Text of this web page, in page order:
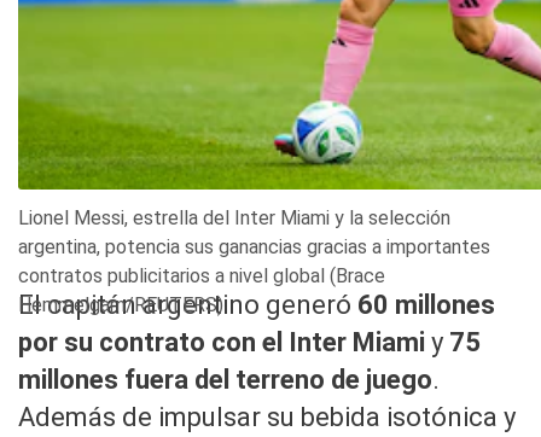
Lionel Messi, estrella del Inter Miami y la selección
argentina, potencia sus ganancias gracias a importantes
contratos publicitarios a nivel global (Brace
Hemmelgarn/REUTERS)
El capitán argentino generó 60 millones
por su contrato con el Inter Miami y 75
millones fuera del terreno de juego.
Además de impulsar su bebida isotónica y